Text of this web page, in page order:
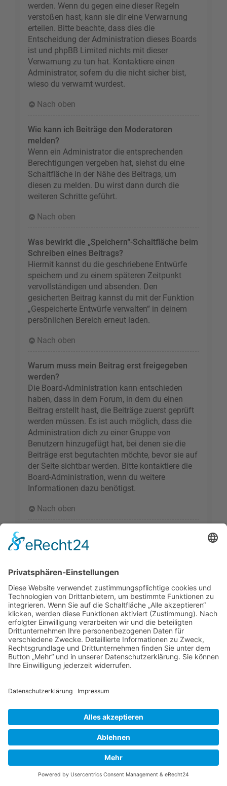
werden. Wenn du gegen eine dieser Regeln
verstoßen hast, kann sie dir eine Verwarnung
erteilen. Bitte beachte, dass dies die
Entscheidung der Administration dieses Boards
ist und phpBB Limited nichts mit dieser
Verwarnung zu tun hat. Kontaktiere einen
Administrator, sofern du die nicht sicher bist,
wieso du verwarnt wurdest.
Nach oben
Wie kann ich Beiträge den Moderatoren
melden?
Wenn ein Administrator die entsprechenden
Berechtigungen vergeben hat, siehst du eine
Schaltfläche in der Nähe des Beitrags, um
diesen zu melden. Du wirst dann durch die
weiteren Schritte geführt.
Nach oben
Was bewirkt die „Speichern“-Schaltfläche beim
Schreiben eines Beitrags?
Hiermit kannst du die geschriebene Entwürfe
speichern und zu einem späteren Zeitpunkt
vervollständigen und absenden. Den
gesicherten Beitrag kannst du mit der Funktion
„Gespeicherte Entwürfe verwalten“ in deinem
persönlichen Bereich erneut laden.
Nach oben
Warum muss mein Beitrag erst freigegeben
werden?
Die Board-Administration kann entschieden
haben, dass in dem Forum, in dem du einen
Beitrag erstellt hast, die Beiträge zuerst geprüft
werden müssen. Es ist auch möglich, dass die
Administration dich zu einer Gruppe von
Benutzern hinzugefügt hat, bei denen sie die
Beiträge erst begutachten möchte, bevor sie auf
der Seite sichtbar werden. Bitte kontaktiere die
Board-Administration, wenn du weitere
Informationen dazu benötigst.
Nach oben
Durch Klicken des „Thema als neu markieren“-
Thema wieder ganz nach oben auf die erste
Seite des Forums holen. Wenn du den
entsprechenden Link nicht siehst, dann ist die
Funktion möglicherweise deaktiviert oder seit
der letzten Markierung ist nicht genügend Zeit
vergangen. Es ist auch möglich, das Thema
nach oben zu holen, indem du einfach eine
Antwort darauf schreibst. Stelle jedoch sicher,
dass du die Regeln dieses Boards beachtest! Es
wird meist nicht gerne gesehen, wenn ohne
Themen geantwortet wird.
Nach oben
Textforma
und
Thementy